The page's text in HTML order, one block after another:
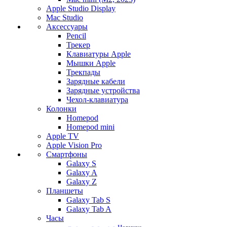
Apple Studio Display
Mac Studio
Аксессуары
Pencil
Трекер
Клавиатуры Apple
Мышки Apple
Трекпады
Зарядные кабели
Зарядные устройства
Чехол-клавиатура
Колонки
Homepod
Homepod mini
Apple TV
Apple Vision Pro
Смартфоны
Galaxy S
Galaxy A
Galaxy Z
Планшеты
Galaxy Tab S
Galaxy Tab A
Часы